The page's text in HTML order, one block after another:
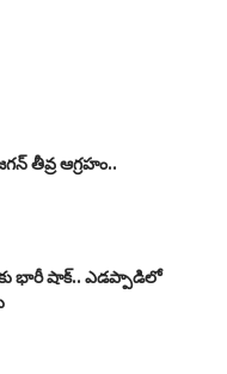
తీవ్ర ఆగ్రహం..
భారీ షాక్‌.. ఎడప్పాడిలో